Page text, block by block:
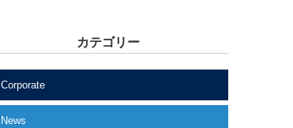
カテゴリー
Corporate
News